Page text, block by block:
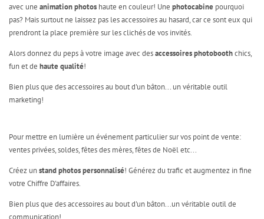
avec une animation photos haute en couleur! Une photocabine pourquoi
pas? Mais surtout ne laissez pas les accessoires au hasard, car ce sont eux qui
prendront la place première sur les clichés de vos invités.
Alors donnez du peps à votre image avec desaccessoires photoboothchics,
fun et de haute qualité!
Bien plus que des accessoires au bout d'un bâton... un véritable outil
marketing!
Pour mettre en lumière un événement particulier sur vos point de vente:
ventes privées, soldes, fêtes des mères, fêtes de Noël etc...
Créez unstand photospersonnalisé! Générez du trafic et augmentez in fine
votre Chiffre D'affaires.
Bien plus que des accessoires au bout d'un bâton...un véritable outil de